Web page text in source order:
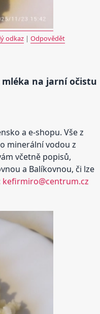
odkaz |Odpovědět
na jarní očistu
a e-shopu. Vše z
minerální vodou z
včetně popisů,
a Balíkovnou, či lze
kefirmiro@centrum.cz